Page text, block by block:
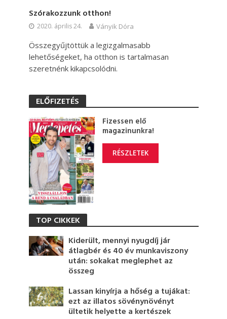
Szórakozzunk otthon!
2020. április 24. Ványik Dóra
Összegyűjtöttük a legizgalmasabb
lehetőségeket, ha otthon is tartalmasan
szeretnénk kikapcsolódni.
ELŐFIZETÉS
Fizessen elő
magazinunkra!
RÉSZLETEK
TOP CIKKEK
Kiderült, mennyi nyugdíj jár
átlagbér és 40 év munkaviszony
után: sokakat meglephet az
összeg
Lassan kinyírja a hőség a tujákat:
ezt az illatos sövénynövényt
ültetik helyette a kertészek